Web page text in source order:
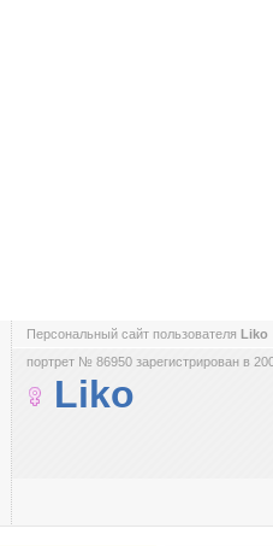
Персональный сайт пользователя Liko
портрет № 86950 зарегистрирован в
Liko